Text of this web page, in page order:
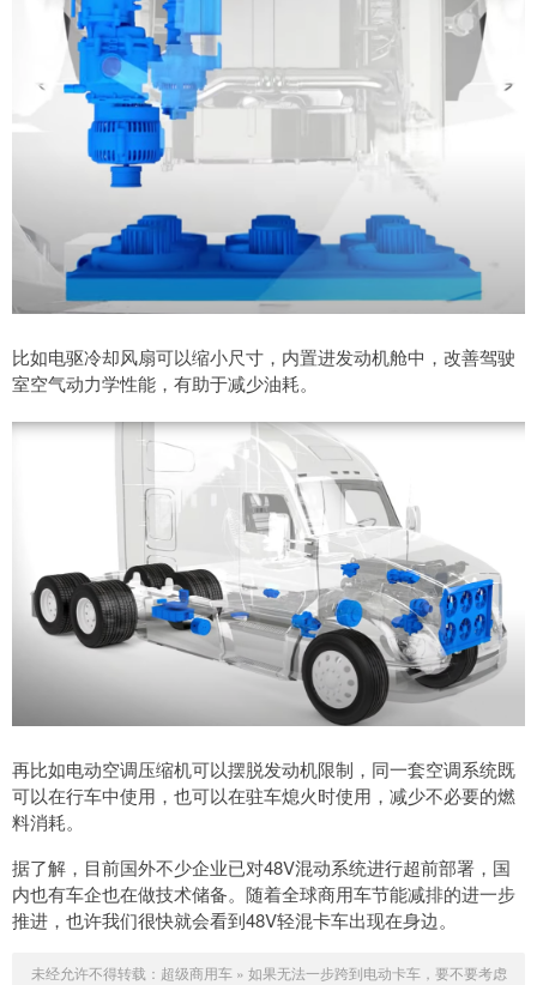
比如电驱冷却风扇可以缩小尺寸，内置进发动机舱中，改善驾驶
室空气动力学性能，有助于减少油耗。
再比如电动空调压缩机可以摆脱发动机限制，同一套空调系统既
可以在行车中使用，也可以在驻车熄火时使用，减少不必要的燃
料消耗。
据了解，目前国外不少企业已对48V混动系统进行超前部署，国
内也有车企也在做技术储备。随着全球商用车节能减排的进一步
推进，也许我们很快就会看到48V轻混卡车出现在身边。
未经允许不得转载： 超级商用车» 如果无法一步跨到电动卡车，要不要考虑